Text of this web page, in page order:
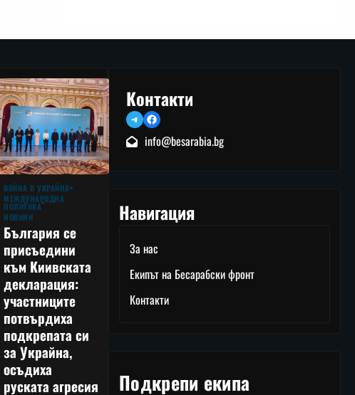
ВОЙНА В УКРАЙНА
МЕЖДУНАРОДНА
ПОЛИТИКА
НОВИНИ
България се
присъедини
към Киивската
декларация:
участниците
потвърдиха
подкрепата си
за Украйна,
осъдиха
руската агресия
Контакти
TelegramFacebook
info@besarabia.bg
Навигация
За нас
Екипът на Бесарабски фронт
Контакти
Подкрепи екипа